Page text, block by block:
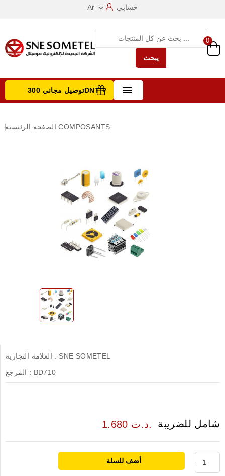
Ar  حسابي
يبحث
0
 توصيل مجاني 300DNT +
الصفحة الرئيسية COMPOSANTS
العلامة التجارية : SNE SOMETEL
المرجع : BD710
1.680 د.ت. شامل للضريبة
أضف للسلة